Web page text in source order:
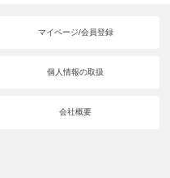
マイページ/会員登録
個人情報の取扱
会社概要